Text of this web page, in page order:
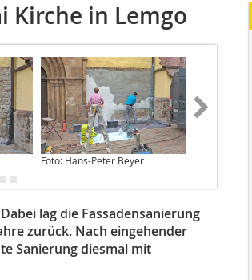
Kirche in Lemgo
Foto: Hans-Peter Beyer Foto: Hans-
lag die Fassadensanierung
zurück. Nach eingehender
Sanierung diesmal mit